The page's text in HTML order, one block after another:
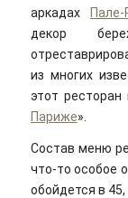
аркадах
Пале-
декор
из многих
этот
Париже».
Состав меню
что-то особое
обойдется в 45,